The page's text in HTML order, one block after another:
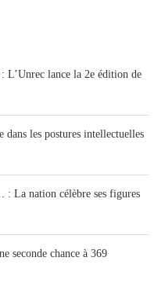
L’Unrec lance la 2e édition de
dans les postures intellectuelles
La nation célèbre ses figures
seconde chance à 369